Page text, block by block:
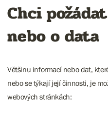
Chci
nebo o data
Většinu informací nebo dat,
nebo se týkají její činnosti, je
webových stránkách: